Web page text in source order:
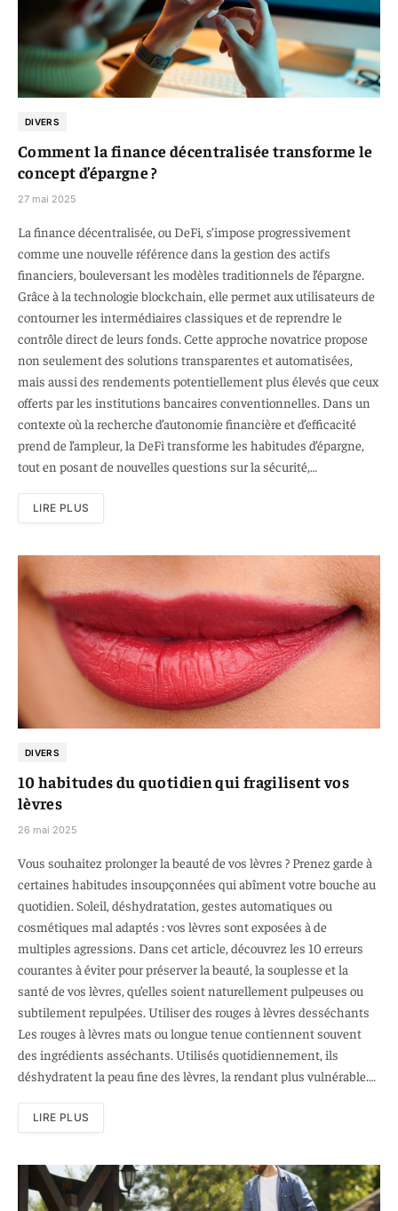
DIVERS
Comment la finance décentralisée transforme le
concept d’épargne ?
27 mai 2025
La finance décentralisée, ou DeFi, s’impose progressivement
comme une nouvelle référence dans la gestion des actifs
financiers, bouleversant les modèles traditionnels de l’épargne.
Grâce à la technologie blockchain, elle permet aux utilisateurs de
contourner les intermédiaires classiques et de reprendre le
contrôle direct de leurs fonds. Cette approche novatrice propose
non seulement des solutions transparentes et automatisées,
mais aussi des rendements potentiellement plus élevés que ceux
offerts par les institutions bancaires conventionnelles. Dans un
contexte où la recherche d’autonomie financière et d’efficacité
prend de l’ampleur, la DeFi transforme les habitudes d’épargne,
tout en posant de nouvelles questions sur la sécurité,…
LIRE PLUS
DIVERS
10 habitudes du quotidien qui fragilisent vos
lèvres
26 mai 2025
Vous souhaitez prolonger la beauté de vos lèvres ? Prenez garde à
certaines habitudes insoupçonnées qui abîment votre bouche au
quotidien. Soleil, déshydratation, gestes automatiques ou
cosmétiques mal adaptés : vos lèvres sont exposées à de
multiples agressions. Dans cet article, découvrez les 10 erreurs
courantes à éviter pour préserver la beauté, la souplesse et la
santé de vos lèvres, qu’elles soient naturellement pulpeuses ou
subtilement repulpées. Utiliser des rouges à lèvres desséchants
Les rouges à lèvres mats ou longue tenue contiennent souvent
des ingrédients asséchants. Utilisés quotidiennement, ils
déshydratent la peau fine des lèvres, la rendant plus vulnérable.…
LIRE PLUS